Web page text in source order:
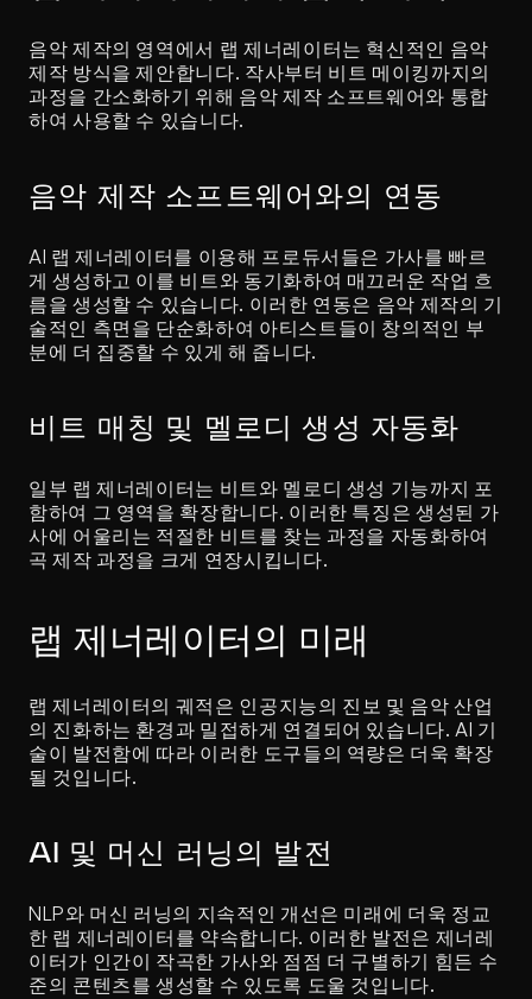
음악 제작의 영역에서 랩 제너레이터는 혁신적인 음악
제작 방식을 제안합니다. 작사부터 비트 메이킹까지의
과정을 간소화하기 위해 음악 제작 소프트웨어와 통합
하여 사용할 수 있습니다.
음악 제작 소프트웨어와의 연동
AI 랩 제너레이터를 이용해 프로듀서들은 가사를 빠르
게 생성하고 이를 비트와 동기화하여 매끄러운 작업 흐
름을 생성할 수 있습니다. 이러한 연동은 음악 제작의 기
술적인 측면을 단순화하여 아티스트들이 창의적인 부
분에 더 집중할 수 있게 해 줍니다.
비트 매칭 및 멜로디 생성 자동화
일부 랩 제너레이터는 비트와 멜로디 생성 기능까지 포
함하여 그 영역을 확장합니다. 이러한 특징은 생성된 가
사에 어울리는 적절한 비트를 찾는 과정을 자동화하여
곡 제작 과정을 크게 연장시킵니다.
랩 제너레이터의 미래
랩 제너레이터의 궤적은 인공지능의 진보 및 음악 산업
의 진화하는 환경과 밀접하게 연결되어 있습니다. AI 기
술이 발전함에 따라 이러한 도구들의 역량은 더욱 확장
될 것입니다.
AI 및 머신 러닝의 발전
NLP와 머신 러닝의 지속적인 개선은 미래에 더욱 정교
한 랩 제너레이터를 약속합니다. 이러한 발전은 제너레
이터가 인간이 작곡한 가사와 점점 더 구별하기 힘든 수
준의 콘텐츠를 생성할 수 있도록 도울 것입니다.